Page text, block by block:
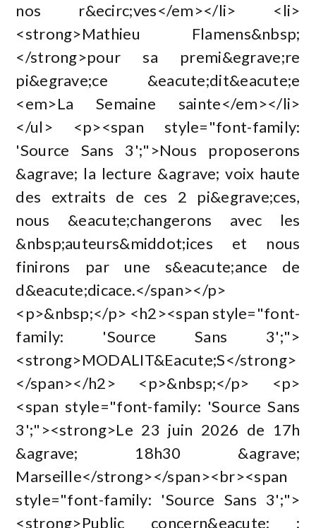
nos r&ecirc;ves</em></li> <li>
<strong>Mathieu Flamens&nbsp;
</strong>pour sa premi&egrave;re
pi&egrave;ce &eacute;dit&eacute;e
<em>La Semaine sainte</em></li>
</ul> <p><span style="font-family:
'Source Sans 3';">Nous proposerons
&agrave; la lecture &agrave; voix haute
des extraits de ces 2 pi&egrave;ces,
nous &eacute;changerons avec les
&nbsp;auteurs&middot;ices et nous
finirons par une s&eacute;ance de
d&eacute;dicace.</span></p>
<p>&nbsp;</p> <h2><span style="font-
family: 'Source Sans 3';">
<strong>MODALIT&Eacute;S</strong>
</span></h2> <p>&nbsp;</p> <p>
<span style="font-family: 'Source Sans
3';"><strong>Le 23 juin 2026 de 17h
&agrave; 18h30 &agrave;
Marseille</strong></span><br><span
style="font-family: 'Source Sans 3';">
<strong>Public concern&eacute; :